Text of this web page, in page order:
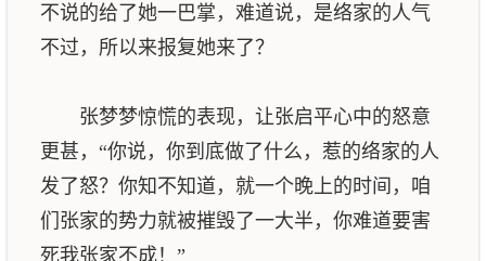
不说的给了她一巴掌，难道说，是络家的人气
不过，所以来报复她来了？
张梦梦惊慌的表现，让张启平心中的怒意
更甚，“你说，你到底做了什么，惹的络家的人
发了怒？你知不知道，就一个晚上的时间，咱
们张家的势力就被摧毁了一大半，你难道要害
死我张家不成！”